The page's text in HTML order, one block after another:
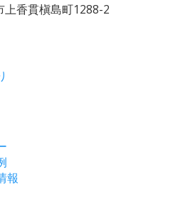
上香貫槇島町1288-2
報